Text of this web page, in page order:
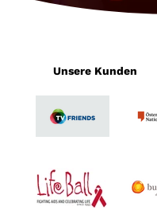
Unsere Kunden